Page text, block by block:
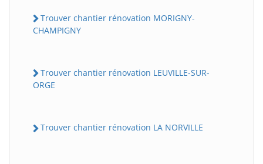
Trouver chantier rénovation MORIGNY-
CHAMPIGNY
Trouver chantier rénovation LEUVILLE-SUR-
ORGE
Trouver chantier rénovation LA NORVILLE